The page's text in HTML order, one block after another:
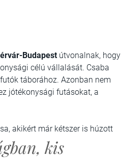
Budapest útvonalnak, hogy
célú vállalását. Csaba
táborához. Azonban nem
jótékonysági futásokat, a
akikért már kétszer is húzott
kis